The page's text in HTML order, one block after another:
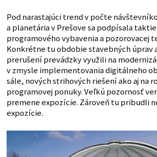
Pod narastajúci trend v počte
a planetária v Prešove sa podpísala
programového vybavenia a pozorovacej
Konkrétne tu obdobie stavebných úprav
prerušení prevádzky využili na
v zmysle implementovania digitálneho
sále, nových strihových riešení ako aj na
programovej ponuky. Veľkú pozornosť
premene expozície. Zároveň tu pribudli
expozície.